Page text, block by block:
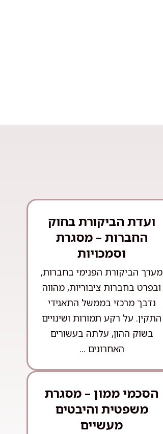
ועדת הביקורת בחוק
החברות – מסגרת
וסמכויות
מערך הביקורת הפנימי בחברות,
ובפרט בחברות ציבוריות, מהווה
נדבך מרכזי בממשל התאגידי
התקין. על רקע תמורות ושינויים
בשוק ההון, עלתה בעשורים
האחרונים ...
הסכמי ממון – מסגרת
משפטית והיבטים
מעשיים